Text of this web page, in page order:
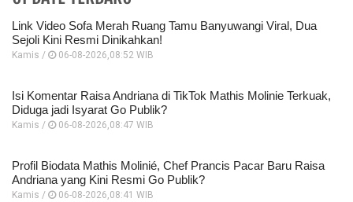
Link Video Sofa Merah Ruang Tamu Banyuwangi Viral, Dua
Sejoli Kini Resmi Dinikahkan!
Kamis / 06-08-2026,08:52 WIB
Isi Komentar Raisa Andriana di TikTok Mathis Molinie Terkuak,
Diduga jadi Isyarat Go Publik?
Kamis / 06-08-2026,08:47 WIB
Profil Biodata Mathis Molinié, Chef Prancis Pacar Baru Raisa
Andriana yang Kini Resmi Go Publik?
Kamis / 06-08-2026,08:41 WIB